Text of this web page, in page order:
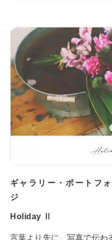
ギャラリー・ポートフ
ジ
Holiday Ⅱ
言葉より先に、写真で伝わ